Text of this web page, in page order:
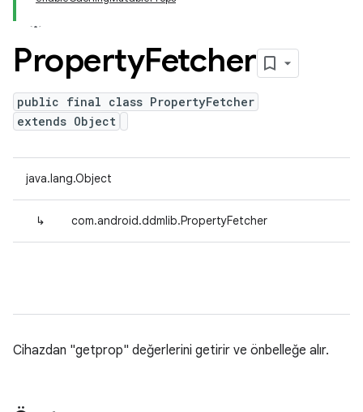
PropertyFetcher
public final class PropertyFetcher
extends Object
java.lang.Object
↳ com.android.ddmlib.PropertyFetcher
Cihazdan "getprop" değerlerini getirir ve önbelleğe alır.